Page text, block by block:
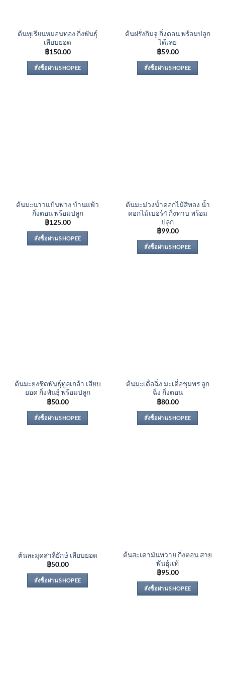
ต้นทุเรียนหมอนทอง กิ่งพันธุ์
เสียบยอด
฿150.00
สั่งซื้อผ่าน SHOPEE
ต้นฝรั่งกิมจู กิ่งตอน พร้อมปลูก
ได้เลย
฿59.00
สั่งซื้อผ่าน SHOPEE
ต้นมะนาวแป้นพวง บ้านแพ้ว
กิ่งตอน พร้อมปลูก
฿125.00
สั่งซื้อผ่าน SHOPEE
ต้นมะม่วงน้ำดอกไม้สีทอง น้ำ
ดอกไม้เบอร์4 กิ่งทาบ พร้อม
ปลูก
฿99.00
สั่งซื้อผ่าน SHOPEE
ต้นมะยงชิดพันธุ์ทูลเกล้า เสียบ
ยอด กิ่งพันธุ์ พร้อมปลูก
฿50.00
สั่งซื้อผ่าน SHOPEE
ต้นมะเดื่อฉิ่ง มะเดื่อชุมพร ลูก
ฉิ่ง กิ่งตอน
฿80.00
สั่งซื้อผ่าน SHOPEE
ต้นละมุดสาลี่ยักษ์ เสียบยอด
฿50.00
สั่งซื้อผ่าน SHOPEE
ต้นสะเดามันทวาย กิ่งตอน สาย
พันธุ์เเท้
฿95.00
สั่งซื้อผ่าน SHOPEE